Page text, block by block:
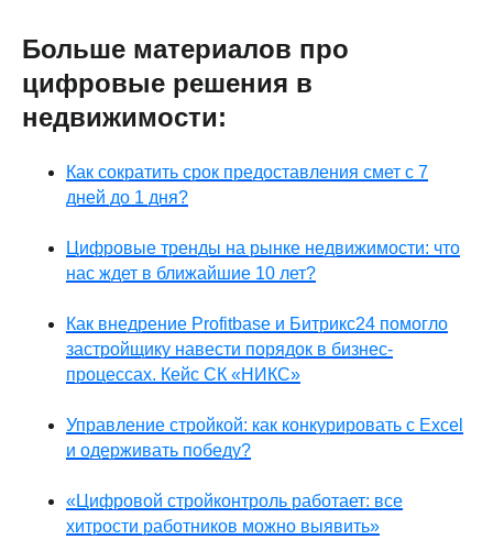
Больше материалов про
цифровые решения в
недвижимости:
Как сократить срок предоставления смет с 7
дней до 1 дня?
Цифровые тренды на рынке недвижимости: что
нас ждет в ближайшие 10 лет?
Как внедрение Profitbase и Битрикс24 помогло
застройщику навести порядок в бизнес-
процессах. Кейс СК «НИКС»
Управление стройкой: как конкурировать с Excel
и одерживать победу?
«Цифровой стройконтроль работает: все
хитрости работников можно выявить»